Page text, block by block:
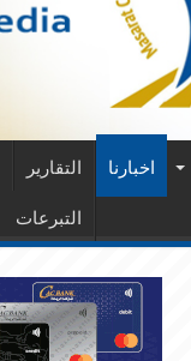
اخبارنا التقارير
التبرعات